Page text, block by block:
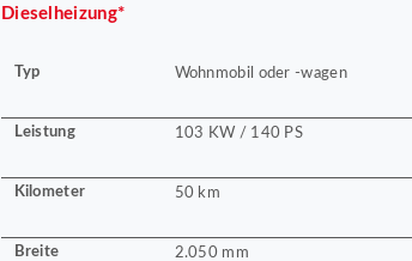
Dieselheizung*
Typ Wohnmobil oder -wagen
Leistung 103 KW / 140 PS
Kilometer 50 km
Breite 2.050 mm